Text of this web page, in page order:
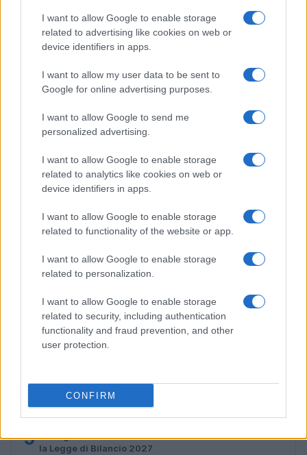
I want to allow Google to enable storage
related to advertising like cookies on web or
device identifiers in apps.
I want to allow my user data to be sent to
Google for online advertising purposes.
I want to allow Google to send me
personalized advertising.
I want to allow Google to enable storage
related to analytics like cookies on web or
device identifiers in apps.
I want to allow Google to enable storage
related to functionality of the website or app.
I want to allow Google to enable storage
related to personalization.
I want to allow Google to enable storage
related to security, including authentication
functionality and fraud prevention, and other
user protection.
CONFIRM
Codice della strada 2026: tutte le modifiche in
discussione
Sofia Ricci · 8 Ago 2026
C’è posta per te, stasera 25 gennaio: gli ospiti e le
La candidatura di Irsina per Capitale Italiana della
Cultura 2029
Barbie 2 a rischio: i motivi del blocco tra Warner Bros e
il cast
5 Proroga detassazione e nuove tutele: cosa cambia con
la Legge di Bilancio 2027